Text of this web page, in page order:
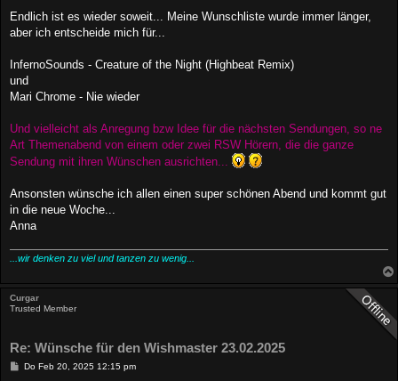
a
Endlich ist es wieder soweit... Meine Wunschliste wurde immer länger,
aber ich entscheide mich für...
InfernoSounds - Creature of the Night (Highbeat Remix)
und
Mari Chrome - Nie wieder
Und vielleicht als Anregung bzw Idee für die nächsten Sendungen, so ne
Art Themenabend von einem oder zwei RSW Hörern, die die ganze
Sendung mit ihren Wünschen ausrichten...
Ansonsten wünsche ich allen einen super schönen Abend und kommt gut
in die neue Woche...
Anna
...wir denken zu viel und tanzen zu wenig...
Curgar
Trusted Member
Re: Wünsche für den Wishmaster 23.02.2025
BDo Feb 20, 2025 12:15 pm